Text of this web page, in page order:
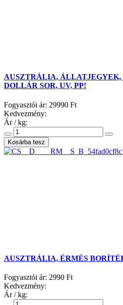
AUSZTRÁLIA, ÁLLATJEGYEK,
DOLLÁR SOR, UV, PP!
Fogyasztói ár: 29990 Ft
Kedvezmény:
Ár / kg:
AUSZTRÁLIA, ÉRMÉS
Fogyasztói ár: 2990 Ft
Kedvezmény:
Ár / kg: